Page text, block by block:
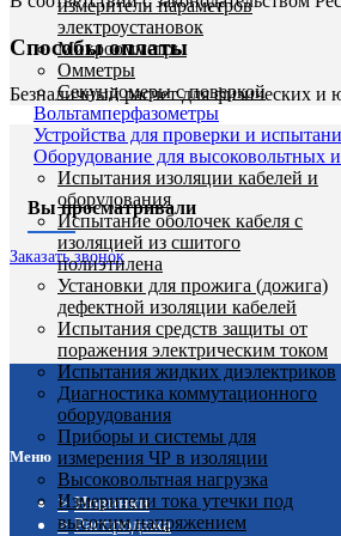
Заказать звонок
измерители параметров
электроустановок
Микроомметры
Омметры
Секундомеры с поверкой
Вольтамперфазометры
Устройства для проверки и
Оборудование для высоковольтных
Испытания изоляции кабелей и
оборудования
Испытание оболочек кабеля с
изоляцией из сшитого
полиэтилена
Установки для прожига (дожига)
дефектной изоляции кабелей
Испытания средств защиты от
поражения электрическим током
Испытания жидких диэлектриков
Диагностика коммутационного
оборудования
Приборы и системы для
измерения ЧР в изоляции
Высоковольтная нагрузка
Измерители тока утечки под
высоким напряжением
Способы оплаты
Безналичный расчет для физических и
Вы просматривали
Меню
Новинки
Распродажа